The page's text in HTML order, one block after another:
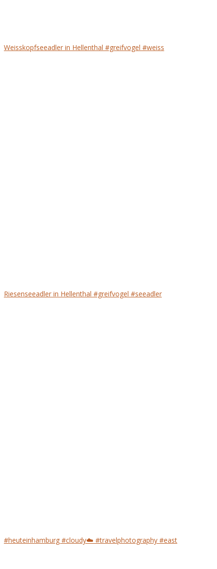
Weisskopfseeadler in Hellenthal #greifvogel #weiss
Riesenseeadler in Hellenthal #greifvogel #seeadler
#heuteinhamburg #cloudy☁️ #travelphotography #east